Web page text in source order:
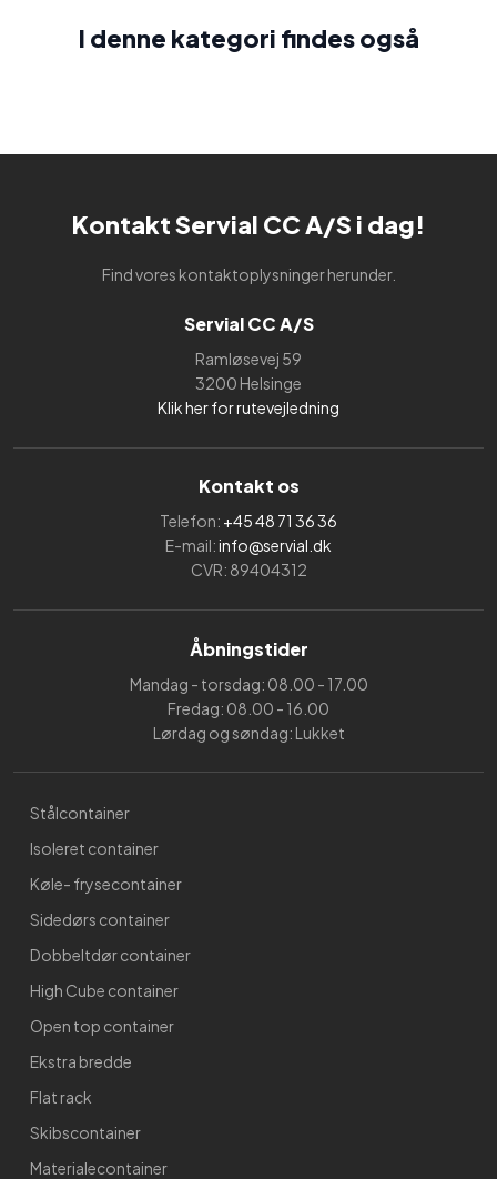
I denne kategori findes også​
Kontakt Servial CC A/S i dag!
Find vores kontaktoplysninger herunder.
Servial CC A/S
Ramløsevej 59
3200 Helsinge
Klik her for rutevejledning
Kontakt os
Telefon: +45 48 71 36 36
E-mail:info@servial.dk
CVR: 89404312
Åbningstider
Mandag - torsdag: 08.00 - 17.00
Fredag: 08.00 - 16.00
Lørdag og søndag: Lukket
Stålcontainer
Isoleret container
Køle- frysecontainer
Sidedørs container
Dobbeltdør container
High Cube container
Open top container
Ekstra bredde
Flat rack
Skibscontainer
Materialecontainer